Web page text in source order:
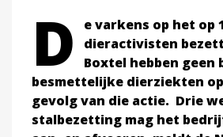
D
e varkens op het op
dieractivisten
Boxtel hebben geen
besmettelijke dierziekten
gevolg van die actie. Drie
stalbezetting mag het